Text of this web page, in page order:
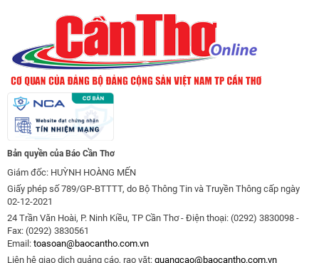
Bản quyền của Báo Cần Thơ
Giám đốc: HUỲNH HOÀNG MẾN
Giấy phép số 789/GP-BTTTT, do Bộ Thông Tin và Truyền Thông cấp ngày
02-12-2021
24 Trần Văn Hoài, P. Ninh Kiều, TP Cần Thơ - Điện thoại: (0292) 3830098 -
Fax: (0292) 3830561
Email: toasoan@baocantho.com.vn
Liên hệ giao dịch quảng cáo, rao vặt: quangcao@baocantho.com.vn